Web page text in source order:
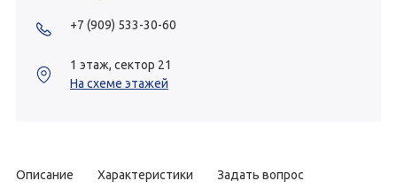
+7 (909) 533-30-60
1 этаж, сектор 21
На схеме этажей
Описание Характеристики Задать вопрос